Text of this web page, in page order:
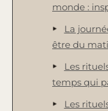
monde :
La
être du
Les
temps qui
Les